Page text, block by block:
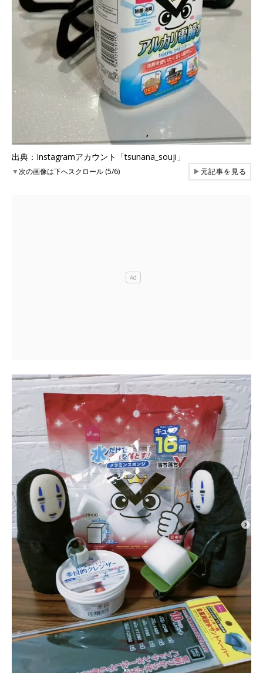
出典：Instagramアカウント「tsunana_souji」
▼次の画像は下へスクロール (5/6) ▶元記事を見る